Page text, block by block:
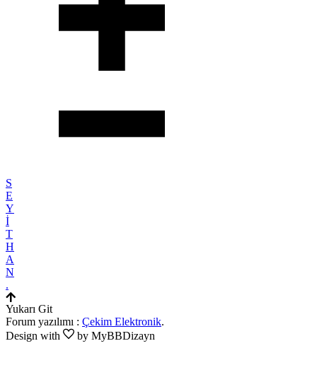
S
E
Y
İ
T
H
A
N
.
Yukarı Git
Forum yazılımı : Çekim Elektronik.
Design with
by MyBBDizayn